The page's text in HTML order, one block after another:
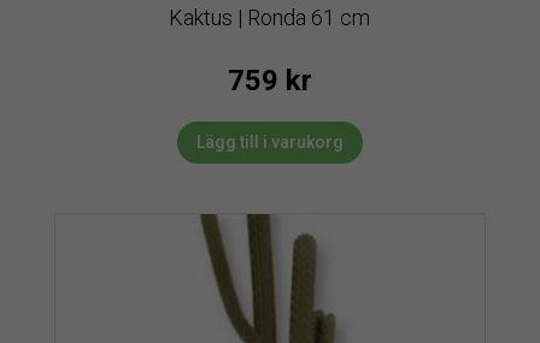
Kaktus | Ronda 61 cm
759 kr
Lägg till i varukorg